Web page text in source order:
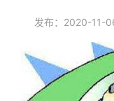
发布：2020-11-